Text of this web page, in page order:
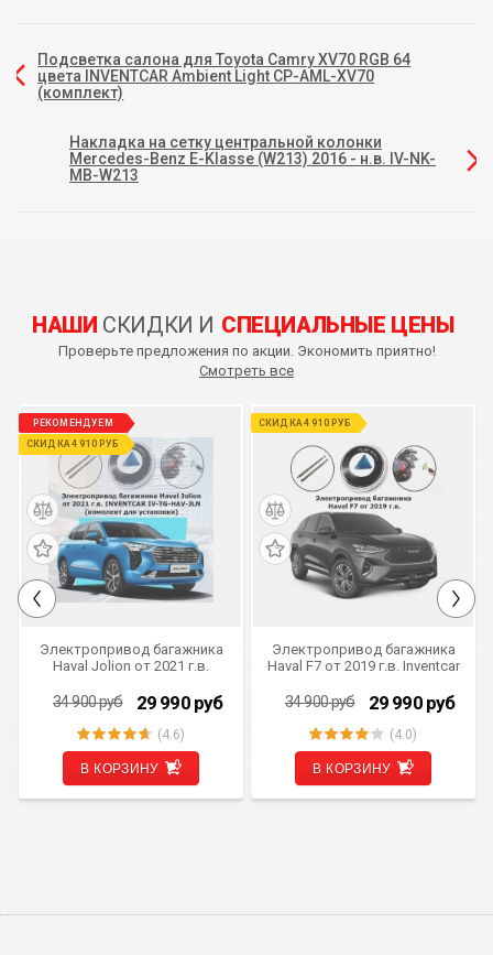
Подсветка салона для Toyota Camry XV70 RGB 64
цвета INVENTCAR Ambient Light CP-AML-XV70
(комплект)
Накладка на сетку центральной колонки
Mercedes-Benz E-Klasse (W213) 2016 - н.в. IV-NK-
MB-W213
НАШИ СКИДКИ И СПЕЦИАЛЬНЫЕ ЦЕНЫ
Проверьте предложения по акции. Экономить приятно!
Смотреть все
РЕКОМЕНДУЕМ
СКИДКА 4 910 РУБ
Электропривод багажника
Haval Jolion от 2021 г.в.
(комплект для установки)
34 900руб 29 990 руб
(4.6)
В КОРЗИНУ
СКИДКА 4 910 РУБ
Электропривод багажника
Haval F7 от 2019 г.в. Inventcar
(комплект для установки)
34 900руб 29 990 руб
(4.0)
В КОРЗИНУ